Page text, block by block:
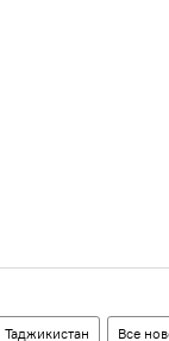
Таджикистан Все